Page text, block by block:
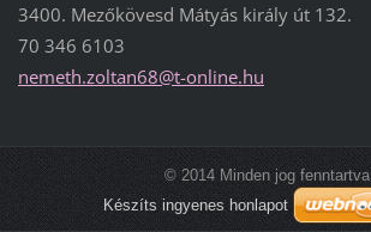
3400. Mezőkövesd Mátyás király út 132.
70 346 6103
nemeth.zoltan68@t-online.hu
© 2014 Minden jog fenntartva.
Készíts ingyenes honlapot